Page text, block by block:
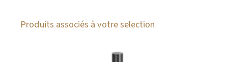
Produits associés à votre selection